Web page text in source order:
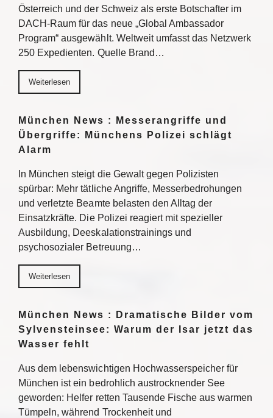
Österreich und der Schweiz als erste Botschafter im
DACH-Raum für das neue „Global Ambassador
Program“ ausgewählt. Weltweit umfasst das Netzwerk
250 Expedienten. Quelle Brand…
Weiterlesen
München News : Messerangriffe und
Übergriffe: Münchens Polizei schlägt
Alarm
In München steigt die Gewalt gegen Polizisten
spürbar: Mehr tätliche Angriffe, Messerbedrohungen
und verletzte Beamte belasten den Alltag der
Einsatzkräfte. Die Polizei reagiert mit spezieller
Ausbildung, Deeskalationstrainings und
psychosozialer Betreuung…
Weiterlesen
München News : Dramatische Bilder vom
Sylvensteinsee: Warum der Isar jetzt das
Wasser fehlt
Aus dem lebenswichtigen Hochwasserspeicher für
München ist ein bedrohlich austrocknender See
geworden: Helfer retten Tausende Fische aus warmen
Tümpeln, während Trockenheit und